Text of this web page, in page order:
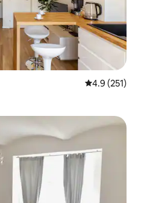
Meánrátáil
4.9 (251)